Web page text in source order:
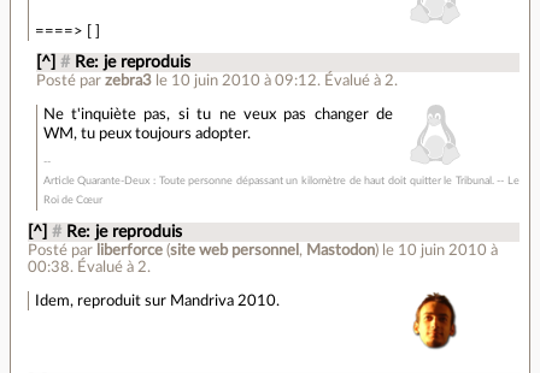
====> [ ]
[^] # Re: je reproduis
Posté par zebra3 le 10 juin 2010 à 09:12. Évalué à 2.
Ne t'inquiète pas, si tu ne veux pas changer de
WM, tu peux toujours adopter.
Article Quarante-Deux : Toute personne dépassant un kilomètre de haut doit quitter le Tribunal. -- Le
Roi de Cœur
[^] # Re: je reproduis
Posté par liberforce (site web personnel , Mastodon) le 10 juin 2010 à
00:38. Évalué à2.
Idem, reproduit sur Mandriva 2010.